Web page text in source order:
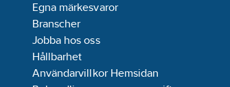
Egna märkesvaror
Branscher
Jobba hos oss
Hållbarhet
Användarvillkor Hemsidan